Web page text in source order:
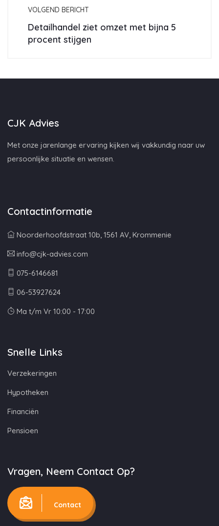
VOLGEND BERICHT
Detailhandel ziet omzet met bijna 5
procent stijgen
CJK Advies
Met onze jarenlange ervaring kijken wij vakkundig naar uw
persoonlijke situatie en wensen.
Contactinformatie
Noorderhoofdstraat 10b, 1561 AV, Krommenie
info@cjk-advies.com
075-6146681
06-53927624
Ma t/m Vr 10:00 - 17:00
Snelle Links
Verzekeringen
Hypotheken
Financiën
Pensioen
Vragen, Neem Contact Op?
Contact